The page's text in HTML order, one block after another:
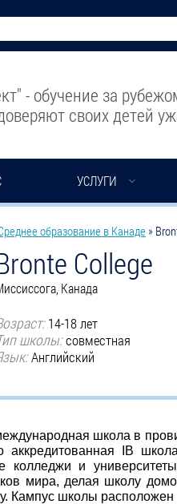
- обучение за
своих детей
УСЛУГИ
образование в Канаде »
College
Канада
14-18 лет
школы:совместная
Английский
школа в
IB
колледжи и
мира, делая школу
Кампус школы